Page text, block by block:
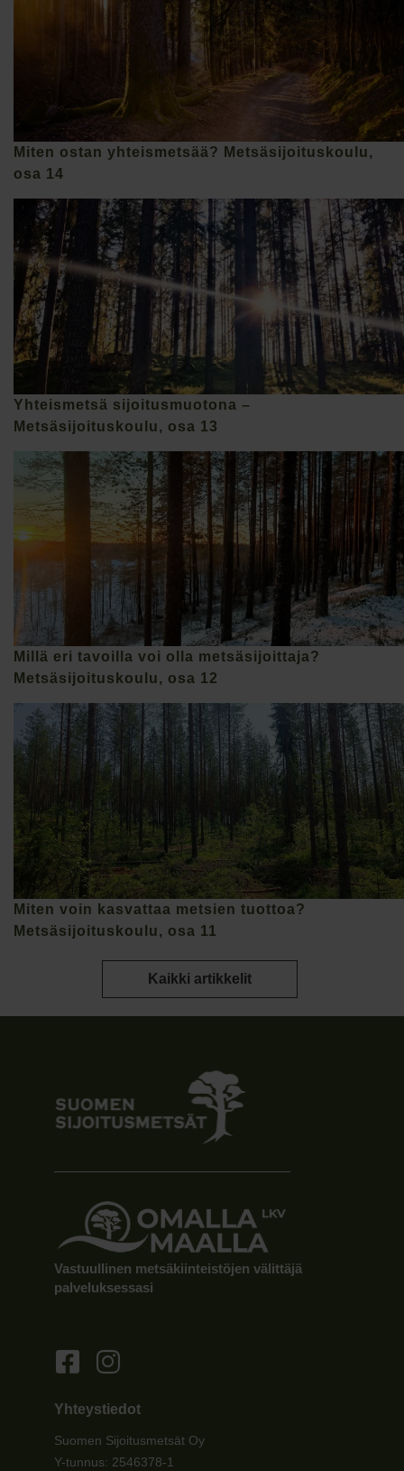
Miten ostan yhteismetsää? Metsäsijoituskoulu,
osa 14
Yhteismetsä sijoitusmuotona –
Metsäsijoituskoulu, osa 13
Millä eri tavoilla voi olla metsäsijoittaja?
Metsäsijoituskoulu, osa 12
Miten voin kasvattaa metsien tuottoa?
Metsäsijoituskoulu, osa 11
Kaikki artikkelit
Vastuullinen metsäkiinteistöjen välittäjä
palveluksessasi
Yhteystiedot
Suomen Sijoitusmetsät Oy
Y-tunnus: 2546378-1